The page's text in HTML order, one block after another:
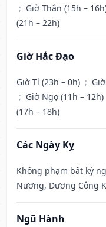
; Giờ Thân (15h –
(21h – 22h)
Giờ Hắc Đạo
Giờ Tí (23h – 0h) ;
; Giờ Ngọ (11h – 12h)
(17h – 18h)
Các Ngày Kỵ
Không phạm bất kỳ
Nương, Dương Công
Ngũ Hành